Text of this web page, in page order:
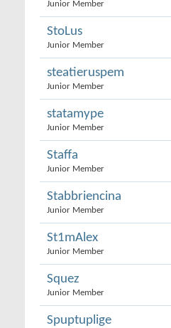
Junior Member
StoLus
Junior Member
steatieruspem
Junior Member
statamype
Junior Member
Staffa
Junior Member
Stabbriencina
Junior Member
St1mAlex
Junior Member
Squez
Junior Member
Spuptuplige